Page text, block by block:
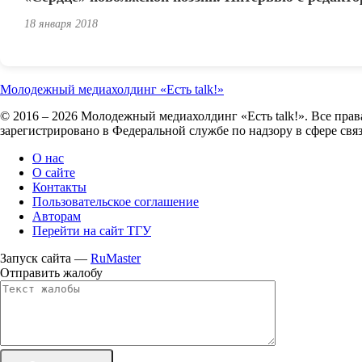
18 января 2018
Молодежный медиахолдинг «Есть talk!»
© 2016 – 2026 Молодежный медиахолдинг «Есть talk!». Все
зарегистрировано в Федеральной службе по надзору в сфере
О нас
О сайте
Контакты
Пользовательское соглашение
Авторам
Перейти на сайт ТГУ
Запуск сайта — RuMaster
Отправить жалобу